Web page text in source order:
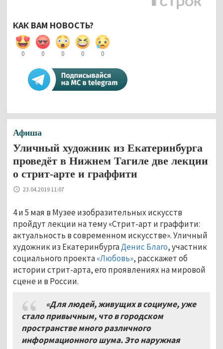
КАК ВАМ НОВОСТЬ?
0 0 0 0 0
Афиша
Уличный художник из Екатеринбурга
проведёт в Нижнем Тагиле две лекции
о стрит-арте и граффити
23.04.2019 11:07
4 и 5 мая в Музее изобразительных искусств
пройдут лекции на тему «Стрит-арт и граффити:
актуальность в современном искусстве». Уличный
художник из ЕкатеринбургаДенис Благо, участник
социального проекта«Любовь», расскажет об
истории стрит-арта, его проявлениях на мировой
сцене и в России.
«Для людей, живущих в социуме, уже
стало привычным, что в городском
пространстве много различного
информационного шума. Это наружная